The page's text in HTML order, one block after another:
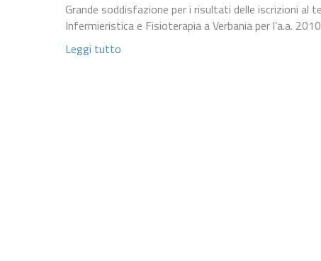
Grande soddisfazione per i risultati delle iscrizioni al
Infermieristica e Fisioterapia a Verbania per l’a.a.
Leggi tutto